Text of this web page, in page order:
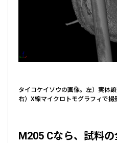
タイコケイソウの画像。左）実体
右）X線マイクロトモグラフィで撮
M205 Cなら、試料